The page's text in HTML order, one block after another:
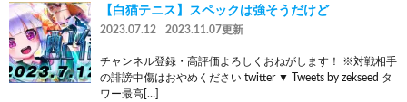
【白猫テニス】スペックは強そうだけど
2023.07.12 2023.11.07更新
チャンネル登録・高評価よろしくおねがします！ ※対戦相手
の誹謗中傷はおやめください twitter ▼ Tweets by zekseed タ
ワー最高[…]